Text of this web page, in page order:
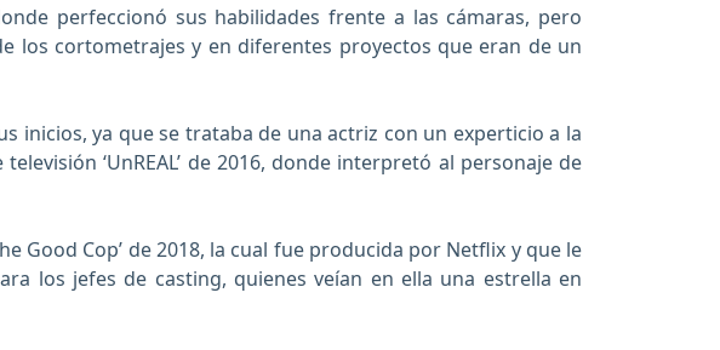
perfeccionó sus habilidades frente a las cámaras, pero
los cortometrajes y en diferentes proyectos que eran de un
inicios, ya que se trataba de una actriz con un experticio a la
‘UnREAL’ de 2016, donde interpretó al personaje de
Good Cop’ de 2018, la cual fue producida por Netflix y que le
los jefes de casting, quienes veían en ella una estrella en